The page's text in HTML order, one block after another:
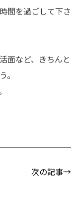
間を過ごして下さ
面など、きちんと
。
次の記事→